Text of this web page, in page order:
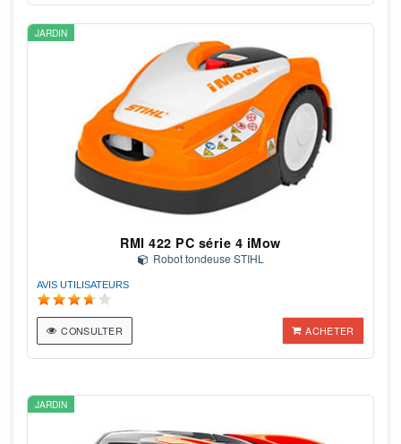
JARDIN
RMI 422 PC série 4 iMow
Robot tondeuse STIHL
AVIS UTILISATEURS
CONSULTER ACHETER
JARDIN